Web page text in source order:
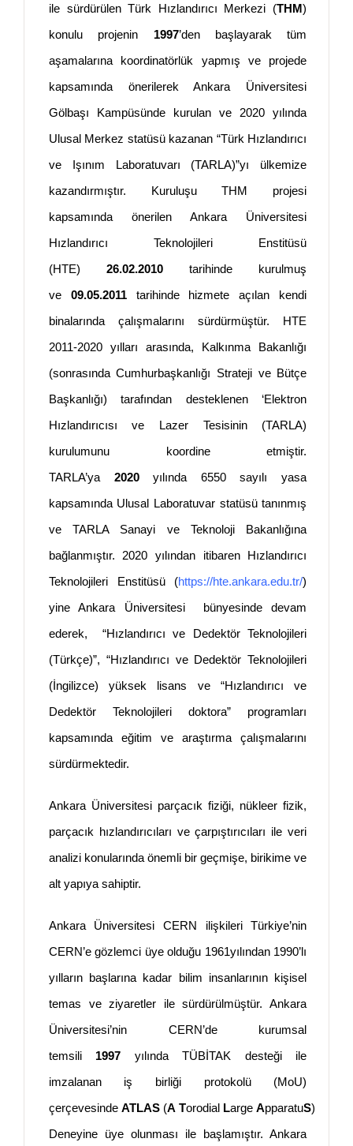
ile sürdürülen Türk Hızlandırıcı Merkezi (THM)
konulu projenin 1997’den başlayarak tüm
aşamalarına koordinatörlük yapmış ve projede
kapsamında önerilerek Ankara Üniversitesi
Gölbaşı Kampüsünde kurulan ve 2020 yılında
Ulusal Merkez statüsü kazanan “Türk Hızlandırıcı
ve Işınım Laboratuvarı (TARLA)”yı ülkemize
kazandırmıştır. Kuruluşu THM projesi
kapsamında önerilen Ankara Üniversitesi
Hızlandırıcı Teknolojileri Enstitüsü
(HTE) 26.02.2010 tarihinde kurulmuş
ve 09.05.2011tarihinde hizmete açılan kendi
binalarında çalışmalarını sürdürmüştür. HTE
2011-2020 yılları arasında, Kalkınma Bakanlığı
(sonrasında Cumhurbaşkanlığı Strateji ve Bütçe
Başkanlığı) tarafından desteklenen ‘Elektron
Hızlandırıcısı ve Lazer Tesisinin (TARLA)
kurulumunu koordine etmiştir.
TARLA’ya 2020yılında 6550 sayılı yasa
kapsamında Ulusal Laboratuvar statüsü tanınmış
ve TARLA Sanayi ve Teknoloji Bakanlığına
bağlanmıştır. 2020 yılından itibaren Hızlandırıcı
Teknolojileri Enstitüsü (https://hte.ankara.edu.tr/)
yine Ankara Üniversitesi bünyesinde devam
ederek, “Hızlandırıcı ve Dedektör Teknolojileri
(Türkçe)”, “Hızlandırıcı ve Dedektör Teknolojileri
(İngilizce) yüksek lisans ve “Hızlandırıcı ve
Dedektör Teknolojileri doktora” programları
kapsamında eğitim ve araştırma çalışmalarını
sürdürmektedir.
Ankara Üniversitesi parçacık fiziği, nükleer fizik,
parçacık hızlandırıcıları ve çarpıştırıcıları ile veri
analizi konularında önemli bir geçmişe, birikime ve
alt yapıya sahiptir.
Ankara Üniversitesi CERN ilişkileri Türkiye’nin
CERN’e gözlemci üye olduğu 1961yılından 1990’lı
yılların başlarına kadar bilim insanlarının kişisel
temas ve ziyaretler ile sürdürülmüştür. Ankara
Üniversitesi’nin CERN’de kurumsal
temsili 1997 yılında TÜBİTAK desteği ile
imzalanan iş birliği protokolü (MoU)
çerçevesinde ATLAS(A Torodial Large ApparatuS)
Deneyine üye olunması ile başlamıştır. Ankara